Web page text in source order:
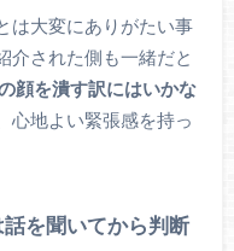
は大変にありがたい事
介された側も一緒だと
顔を潰す訳にはいかな
心地よい緊張感を持っ
を聞いてから判断